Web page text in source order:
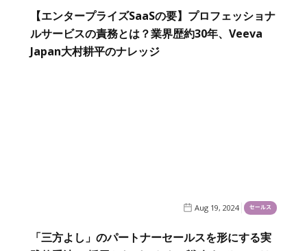
【エンタープライズSaaSの要】プロフェッショナ
ルサービスの責務とは？業界歴約30年、Veeva
Japan大村耕平のナレッジ
Aug 19, 2024 セールス
「三方よし」のパートナーセールスを形にする実